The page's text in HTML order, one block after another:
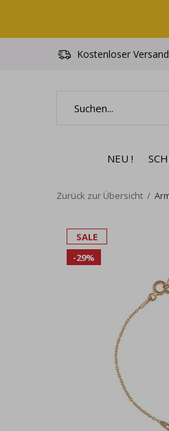
NEU !
Kostenloser
Zurück zur Übersicht
SALE
-29%